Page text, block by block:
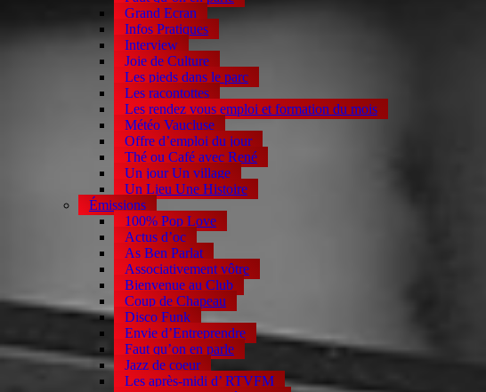
Grand Ecran
Infos Pratiques
Interview
Joie de Culture
Les pieds dans le parc
Les racontottes
Les rendez vous emploi et formation du mois
Météo Vaucluse
Offre d’emploi du jour
Thé ou Café avec René
Un jour Un village
Un Lieu Une Histoire
Émissions
100% Pop Love
Actus d’oc
As Ben Parlat
Associativement vôtre
Bienvenue au Club
Coup de Chapeau
Disco Funk
Envie d’Entreprendre
Faut qu’on en parle
Jazz de coeur
Les après-midi d’ RTVFM